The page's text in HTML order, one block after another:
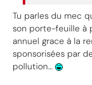
Tu parles du mec
son porte-feuille à
annuel grace à la
sponsorisées par
pollution...